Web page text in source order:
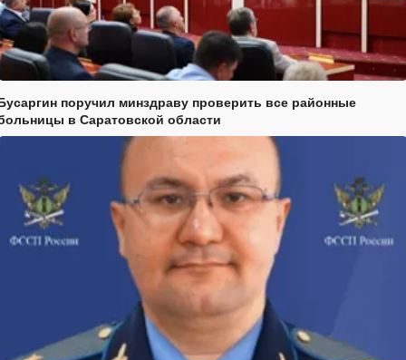
поручил минздраву проверить все районные
в Саратовской области